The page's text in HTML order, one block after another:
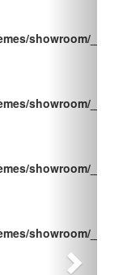
showroom/
showroom/
showroom/
showroom/